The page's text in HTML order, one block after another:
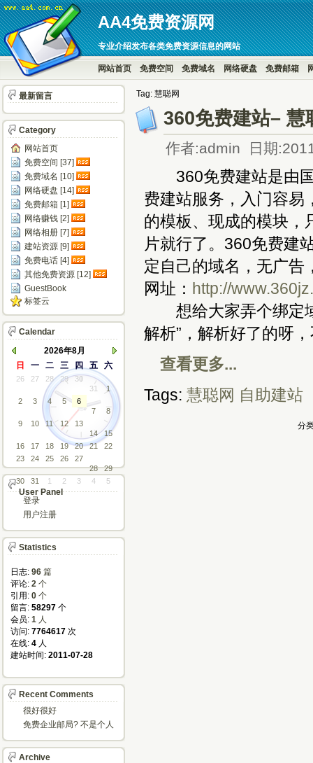
AA4免费资源网
专业介绍发布各类免费资源信息的网站
网站首页 免费空间 免费域名 网络硬盘 免费邮箱
Tag: 慧聪网
360免费建站– 慧
作者:admin 日期
360免费建站是由国
费建站服务，入门容易
的模板、现成的模块，
片就行了。360免费建
定自己的域名，无广告
网址： http://
想给大家弄个绑定域
解析”，解析好了的呀
查看更多...
Tags: 慧聪网 自助建站
分
最新留言
Category
网站首页
免费空间 [37]
免费域名 [10]
网络硬盘 [14]
免费邮箱 [1]
网络赚钱 [2]
网络相册 [7]
建站资源 [9]
免费电话 [4]
其他免费资源 [12]
GuestBook
标签云
Calendar
2026年8月
日
一 二 三 四 五 六
26 27 28 29
30
31
1
2
3 4 5
6
7
8
9
10 11 12
13
14
15
16
17 18 19 20 21
22
23
24 25 26
27
28
29
30
31 1 2 3 4 5
User Panel
登录
用户注册
Statistics
日志: 96 篇
评论: 2 个
引用: 0 个
留言: 58297 个
会员: 1 人
访问: 7764617 次
在线: 4 人
建站时间: 2011-07-28
Recent Comments
很好很好
免费企业邮局? 不是个人
Archive